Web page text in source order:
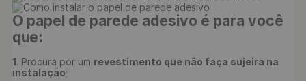
O papel de parede adesivo é para você
que:
1. Procura por um revestimento que não faça sujeira na
instalação;